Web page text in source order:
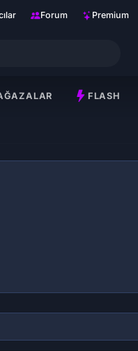
Forum Premium
FLASH